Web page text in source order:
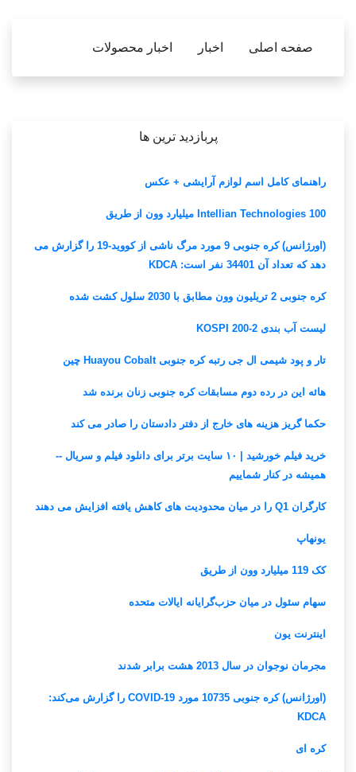
صفحه اصلی اخبار اخبار محصولات
پربازدید ترین ها
راهنمای کامل اسم لوازم آرایشی + عکس
Intellian Technologies 100 میلیارد وون از طریق
(اورژانس) کره جنوبی 9 مورد مرگ ناشی از کووید-19 را گزارش می
دهد که تعداد آن 34401 نفر است: KDCA
کره جنوبی 2 تریلیون وون مطابق با 2030 سلول کشت شده
لیست آب بندی KOSPI 200-2
تار و پود شیمی ال جی رتبه کره جنوبی Huayou Cobalt چین
هائه این در رده دوم مسابقات کره جنوبی زنان برنده شد
حکما گریز هزینه های خارج از دفتر دادستان را صادر می کند
خرید فیلم خورشید | ۱۰ سایت برتر برای دانلود فیلم و سریال --
همیشه در کنار شماییم
کارگران Q1 را در میان محدودیت های کاهش یافته افزایش می دهند
یونهاپ
کک 119 میلیارد وون از طریق
سهام سئول در میان حزب‌گرایانه ایالات متحده
اینترنت یون
مجرمان نوجوان در سال 2013 هشت برابر شدند
(اورژانس) کره جنوبی 10735 مورد COVID-19 را گزارش می‌کند:
KDCA
کره ای